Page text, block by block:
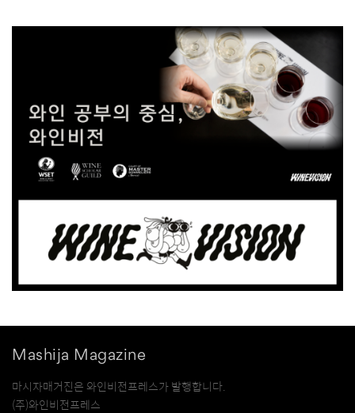
Mashija Magazine
마시자매거진은 와인비전프레스가 발행합니다.
(주)와인비전프레스